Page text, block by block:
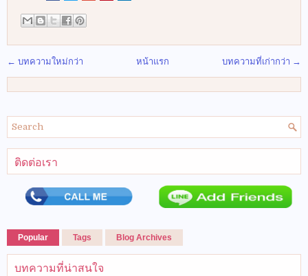
← บทความใหม่กว่า บทความที่เก่ากว่า →
หน้าแรก
ติดต่อเรา
Popular Tags Blog Archives
บทความที่น่าสนใจ